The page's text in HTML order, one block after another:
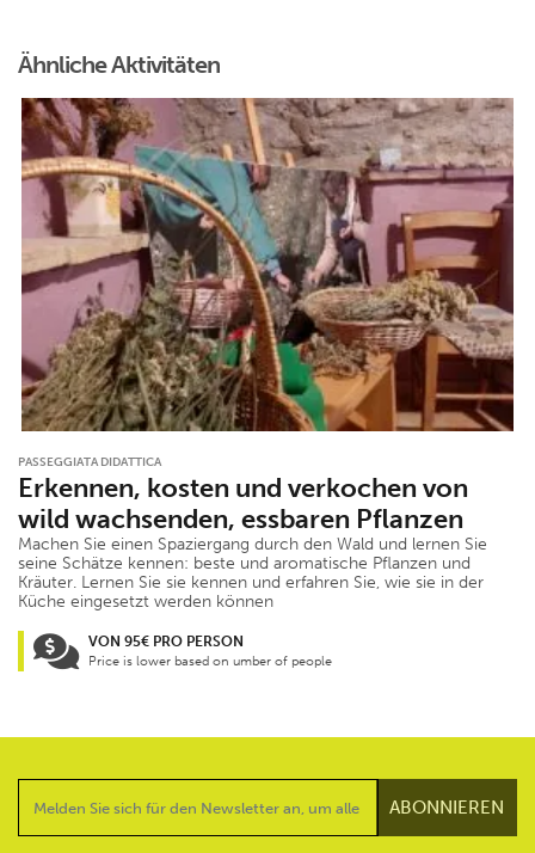
Ähnliche Aktivitäten
PASSEGGIATA DIDATTICA
Erkennen, kosten und verkochen von
wild wachsenden, essbaren Pflanzen
Machen Sie einen Spaziergang durch den Wald und lernen Sie
seine Schätze kennen: beste und aromatische Pflanzen und
Kräuter. Lernen Sie sie kennen und erfahren Sie, wie sie in der
Küche eingesetzt werden können
VON 95€ PRO PERSON
Price is lower based on umber of people